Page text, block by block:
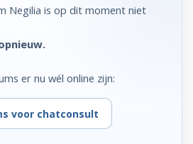
Negilia is op dit moment niet
er nu wél online zijn:
voor chatconsult